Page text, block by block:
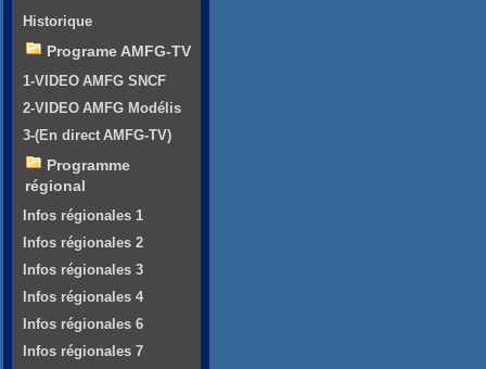
Historique
Programe AMFG-TV
1-VIDEO AMFG SNCF
2-VIDEO AMFG Modélis
3-(En direct AMFG-TV)
Programme
régional
Infos régionales 1
Infos régionales 2
Infos régionales 3
Infos régionales 4
Infos régionales 6
Infos régionales 7